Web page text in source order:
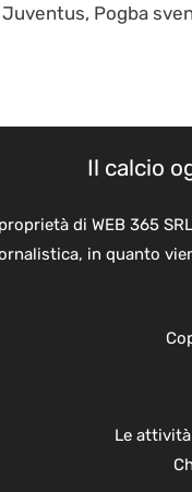
Pogba
Il calcio
di WEB 365
in quanto
Le